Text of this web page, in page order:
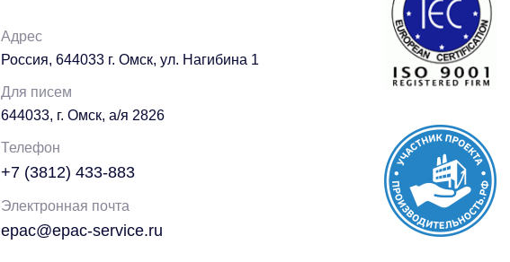
Адрес
Россия, 644033 г. Омск, ул. Нагибина 1
Для писем
644033, г. Омск, а/я 2826
Телефон
+7 (3812) 433-883
Электронная почта
epac@epac-service.ru